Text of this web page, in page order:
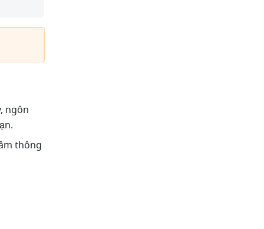
ngôn
thông